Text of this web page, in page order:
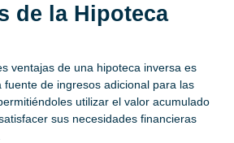
de la Hipoteca
ventajas de una hipoteca inversa es
de ingresos adicional para las
utilizar el valor acumulado
sus necesidades financieras